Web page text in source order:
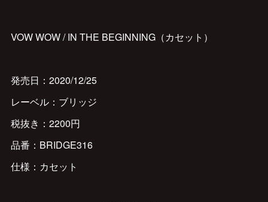
VOW WOW / IN THE BEGINNING（カセット）
発売日：2020/12/25
レーベル：ブリッジ
税抜き：2200円
品番：BRIDGE316
仕様：カセット